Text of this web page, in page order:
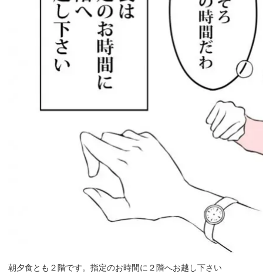
朝夕食とも２階です。指定のお時間に２階へお越し下さい